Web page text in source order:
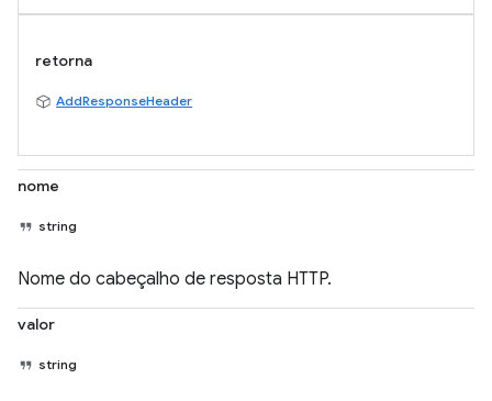
retorna
AddResponseHeader
nome
string
Nome do cabeçalho de resposta HTTP.
valor
string